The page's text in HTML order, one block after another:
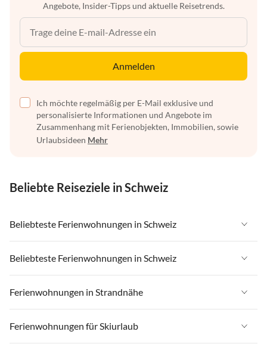
Angebote, Insider-Tipps und aktuelle Reisetrends.
Anmelden
Ich möchte regelmäßig per E-Mail exklusive und
personalisierte Informationen und Angebote im
Zusammenhang mit Ferienobjekten, Immobilien, sowie
Urlaubsideen Mehr
Beliebte Reiseziele in Schweiz
Beliebteste Ferienwohnungen in Schweiz
Ferienwohnungen in Schweiz
Ferienwohnungen in Wallis
Ferienwohnungen in Saas-Fee / Saastal
Ferienwohnungen in Lago Maggiore
Beliebteste Ferienwohnungen in Schweiz
Ferienwohnungen in Schweiz
Ferienwohnungen in Wallis
Ferienwohnungen in Saas-Fee / Saastal
Ferienwohnungen in Strandnähe
Ferienwohnungen in Strandnähe in Schweiz
Ferienwohnungen in Strandnähe in Tessin
Ferienwohnungen für Skiurlaub